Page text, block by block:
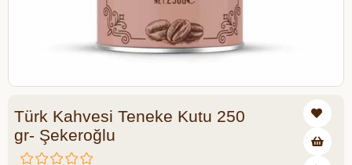
Türk Kahvesi Teneke Kutu 250
gr- Şekeroğlu